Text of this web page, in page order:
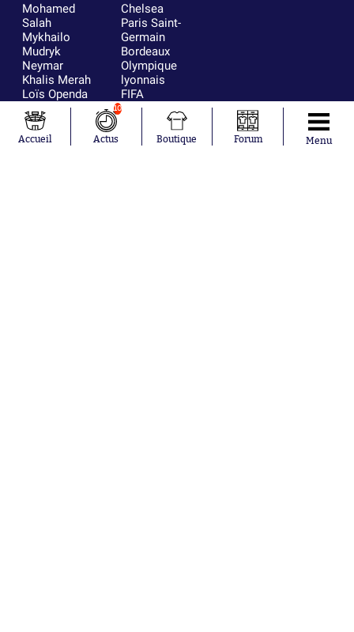
Mohamed
Salah
Mykhailo
Mudryk
Neymar
Khalis Merah
Loïs Openda
Moussa
Niakhaté
Nicolás
Chelsea
Paris Saint-
Germain
Bordeaux
Olympique
lyonnais
FIFA
Real Madrid
RC Strasbourg
AC Milan
Accueil
10
Actus Boutique Forum Menu